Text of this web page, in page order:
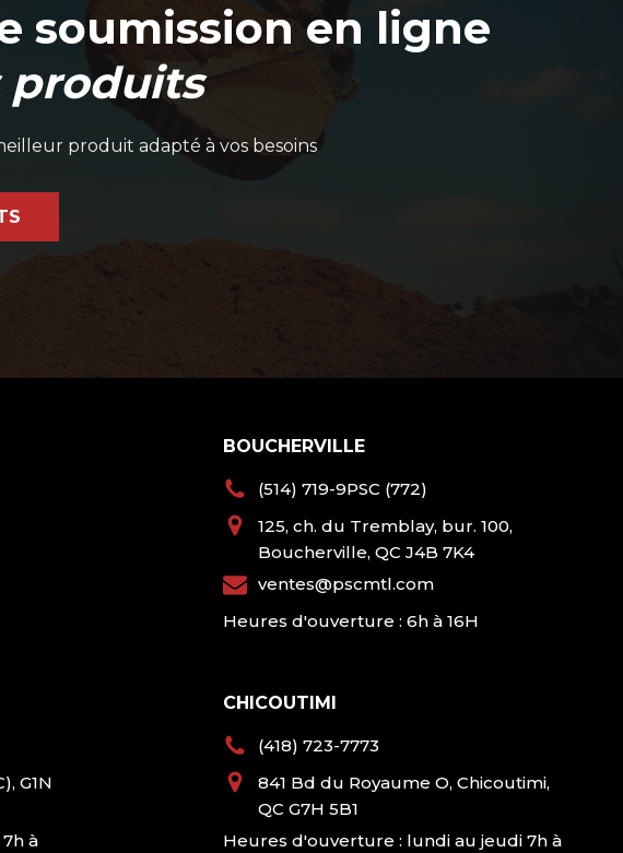
soumission en ligne
produits
produit adapté à vos besoins
G1N
à
BOUCHERVILLE
(514) 719-9PSC (772)
125, ch. du Tremblay, bur. 100,
Boucherville, QC J4B 7K4
ventes@pscmtl.com
Heures d'ouverture : 6h à 16H
CHICOUTIMI
(418) 723-7773
841 Bd du Royaume O, Chicoutimi,
QC G7H 5B1
Heures d'ouverture : lundi au jeudi 7h à